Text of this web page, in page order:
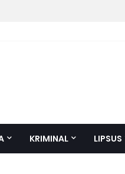
KRIMINAL LIPSUS